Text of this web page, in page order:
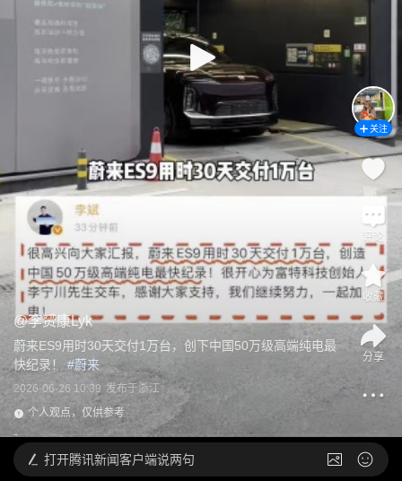
@李赟康Lyk
蔚来ES9用时30天交付1万台，创下中国50万级高端纯电最
快纪录！ #蔚来
2026-06-26 10:39 发布于浙江
个人观点，仅供参考
关注
评论
收藏
分享
打开腾讯新闻客户端说两句